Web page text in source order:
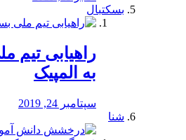
بسکتبال
راهیابی تیم
به المپیک
سپتامبر 24, 2019
شنا